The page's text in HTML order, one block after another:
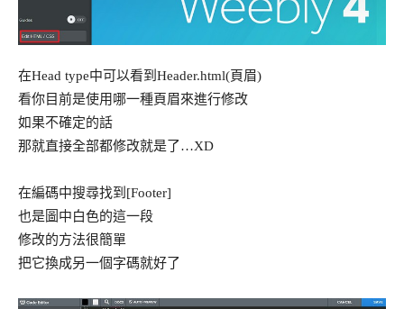
在Head type中可以看到Header.html(頁眉)
看你目前是使用哪一種頁眉來進行修改
如果不確定的話
那就直接全部都修改就是了…XD
在編碼中搜尋找到[Footer]
也是圖中白色的這一段
修改的方法很簡單
把它換成另一個字碼就好了